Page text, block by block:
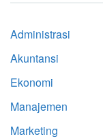
Administrasi
Akuntansi
Ekonomi
Manajemen
Marketing